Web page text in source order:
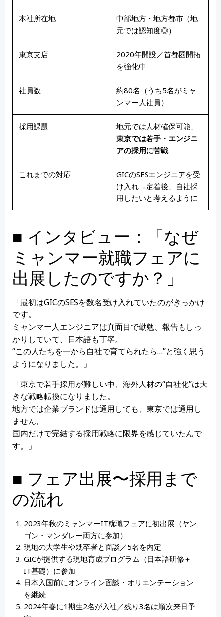
本社所在地
中部地方・地方都市（地
元では認知度◎）
東京支店
2020年開設／首都圏開拓
を強化中
社員数
約80名（うち5名がミャ
ンマー人社員）
採用課題
地元では人材確保可能、
東京では若手・エンジニ
アの採用に苦戦
これまでの対応
GICのSESエンジニアを受
け入れ→定着後、自社採
用したいと考えるように
■ インタビュー：「なぜ
ミャンマー就職フェアに
出展したのですか？」
「最初はGICのSESを数名受け入れていたのがきっかけ
です。
ミャンマー人エンジニアは真面目で勤勉、報告もしっ
かりしていて、日本語も丁寧。
“この人たちを一から自社で育てられたら…”と強く思う
ようになりました。」
「東京で若手採用が難しい中、海外人材の“自社化”は大
きな戦略転換になりました。
地方では企業ブランドは通用しても、東京では通用し
ません。
国内だけで完結する採用戦略に限界を感じていたんで
す。」
■ フェア出展〜採用まで
の流れ
2023年秋のミャンマーIT就職フェアに初出展（ヤン
ゴン・マンダレー両方に参加）
現地の大学生や既卒者と面談／5名を内定
GICが提供する現地育成プログラム（日本語研修＋
IT基礎）に参加
日本入国前にオンライン面談・オリエンテーション
を継続
2024年春に1期生2名が入社／残り3名は順次来日予